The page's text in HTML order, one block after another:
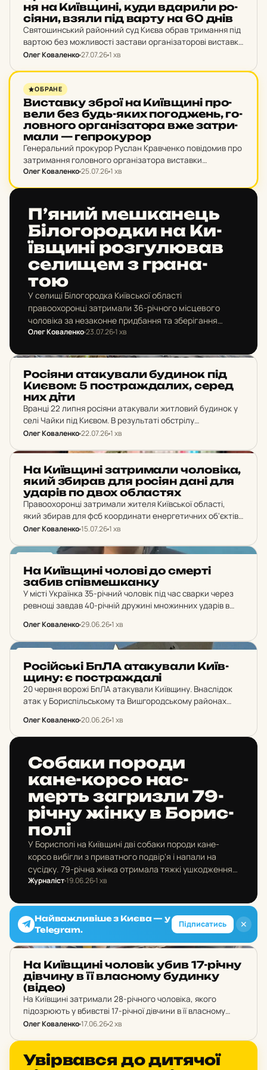
ня на Ки­їв­щи­ні, куди вда­ри­ли ро­
сі­я­ни, взяли під варту на 60 днів
Святошинський районний суд Києва обрав тримання під
вартою без можливості застави організаторові виставки
озброєння на Київщині Василю Гончаруку. Чоловіка
Олег Коваленко27.07.261 хв
НОВИНИ
ОБРАНЕ
Вис­тав­ку зброї на Ки­їв­щи­ні про­
ве­ли без будь-яких по­го­джень, го­
лов­но­го ор­га­ні­за­то­ра вже зат­ри­
ма­ли — геп­ро­ку­рор
Генеральний прокурор Руслан Кравченко повідомив про
затримання головного організатора виставки
озброєння на Київщині, яка проходила без будь-яких
балістичні…
Олег Коваленко25.07.261 хв
П’яний меш­ка­нець
Бі­ло­го­род­ки на Ки­
їв­щи­ні роз­гу­лю­вав
се­ли­щем з гра­на­
тою
У селищі Білогородка Київської області
правоохоронці затримали 36-річного місцевого
чоловіка за незаконне придбання та зберігання
боєприпасів. П'яний чоловік розгулював селищем з
Олег Коваленко23.07.261 хв
НОВИНИ
Ро­сі­я­ни ата­ку­ва­ли бу­ди­нок під
Києвом: 5 пос­траж­да­лих, серед
них діти
Вранці 22 липня росіяни атакували житловий будинок у
селі Чайки під Києвом. В результаті обстрілу
постраждали 5 людей, серед яких — троє дітей.
Олег Коваленко22.07.261 хв
На Ки­їв­щи­ні зат­ри­ма­ли чо­ло­ві­ка,
який збирав для росіян дані для
ударів по двох об­лас­тях
Правоохоронці затримали жителя Київської області,
який збирав для фсб координати енергетичних об'єктів
та військових позицій у Київській і Черкаській областях.
передавав…
Олег Коваленко15.07.261 хв
На Ки­їв­щи­ні чолові до смерті
забив спів­меш­кан­ку
У місті Українка 35-річний чоловік під час сварки через
ревнощі завдав 40-річній дружині множинних ударів в
Фігуранта затримали, йому загрожує до 10…
Олег Коваленко29.06.261 хв
Ро­сій­ські БпЛА ата­ку­ва­ли Ки­їв­
щи­ну: є пос­траж­да­лі
20 червня ворожі БпЛА атакували Київщину. Внаслідок
атак у Бориспільському та Вишгородському районах
Олег Коваленко20.06.261 хв
Собаки породи
кане-корсо нас­
мерть заг­риз­ли 79-
річну жінку в Бо­рис­
по­лі
У Борисполі на Київщині дві собаки породи кане-
корсо вибігли з приватного подвір'я і напали на
сусідку. 79-річна жінка отримала тяжкі ушкодження
та померла в лікарні.
Журналіст19.06.261 хв
✕
Найважливіше з Києва — у
Telegram.
Підписатись
На Ки­їв­щи­ні чо­ло­вік убив 17-річну
дів­чи­ну в її влас­но­му бу­дин­ку
(відео)
На Київщині затримали 28-річного чоловіка, якого
підозрюють у вбивстві 17-річної дівчини в її власному
будинку. Він визнав провину та розповів, що перерізав їй
Олег Коваленко17.06.262 хв
НОВИНИ
Увір­вав­ся до ди­тя­чої